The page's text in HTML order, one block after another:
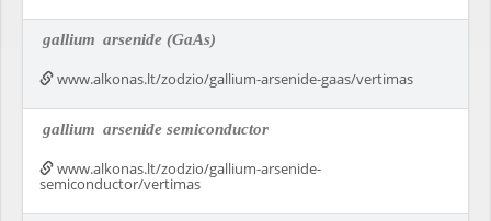
gallium arsenide (GaAs)
www.alkonas.lt/zodzio/gallium-arsenide-gaas/vertimas
gallium arsenide semiconductor
www.alkonas.lt/zodzio/gallium-arsenide-
semiconductor/vertimas